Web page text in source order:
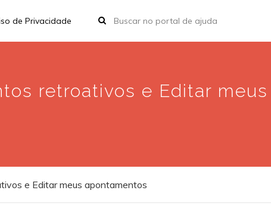
de Privacidade
retroativos e Editar meus
e Editar meus apontamentos